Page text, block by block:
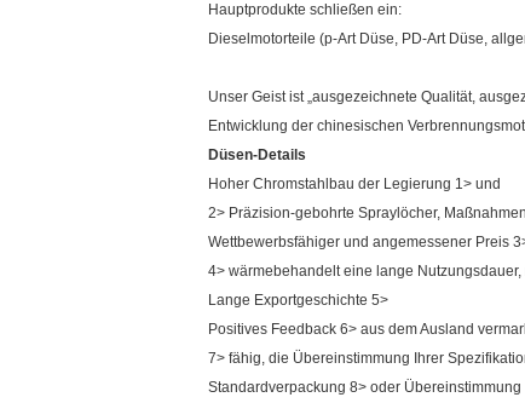
Hauptprodukte schließen ein:
Dieselmotorteile (p-Art Düse, PD-Art Düse,
Unser Geist ist „ausgezeichnete Qualität,
Entwicklung der chinesischen
Düsen-Details
Hoher Chromstahlbau der Legierung 1> und
2> Präzision-gebohrte Spraylöcher,
Wettbewerbsfähiger und angemessener Preis
4> wärmebehandelt eine lange
Lange Exportgeschichte 5>
Positives Feedback 6> aus dem Ausland
7> fähig, die Übereinstimmung Ihrer
Standardverpackung 8> oder